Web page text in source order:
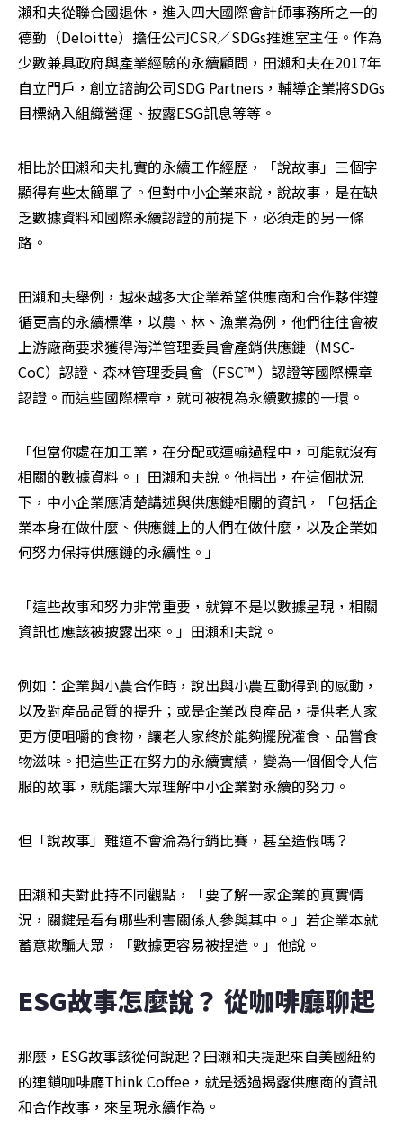
瀨和夫從聯合國退休，進入四大國際會計師事務所之一的
德勤（Deloitte）擔任公司CSR／SDGs推進室主任。作為
少數兼具政府與產業經驗的永續顧問，田瀨和夫在2017年
自立門戶，創立諮詢公司SDG Partners，輔導企業將SDGs
目標納入組織營運、披露ESG訊息等等。
相比於田瀨和夫扎實的永續工作經歷，「說故事」三個字
顯得有些太簡單了。但對中小企業來說，說故事，是在缺
乏數據資料和國際永續認證的前提下，必須走的另一條
路。
田瀨和夫舉例，越來越多大企業希望供應商和合作夥伴遵
循更高的永續標準，以農、林、漁業為例，他們往往會被
上游廠商要求獲得海洋管理委員會產銷供應鏈（MSC-
CoC）認證、森林管理委員會（FSC™ ）認證等國際標章
認證。而這些國際標章，就可被視為永續數據的一環。
「但當你處在加工業，在分配或運輸過程中，可能就沒有
相關的數據資料。」田瀨和夫說。他指出，在這個狀況
下，中小企業應清楚講述與供應鏈相關的資訊，「包括企
業本身在做什麼、供應鏈上的人們在做什麼，以及企業如
何努力保持供應鏈的永續性。」
「這些故事和努力非常重要，就算不是以數據呈現，相關
資訊也應該被披露出來。」田瀨和夫說。
例如：企業與小農合作時，說出與小農互動得到的感動，
以及對產品品質的提升；或是企業改良產品，提供老人家
更方便咀嚼的食物，讓老人家終於能夠擺脫灌食、品嘗食
物滋味。把這些正在努力的永續實績，變為一個個令人信
服的故事，就能讓大眾理解中小企業對永續的努力。
但「說故事」難道不會淪為行銷比賽，甚至造假嗎？
田瀨和夫對此持不同觀點，「要了解一家企業的真實情
況，關鍵是看有哪些利害關係人參與其中。」若企業本就
蓄意欺騙大眾，「數據更容易被捏造。」他說。
ESG故事怎麼說？ 從咖啡廳聊起
那麼，ESG故事該從何說起？田瀨和夫提起來自美國紐約
的連鎖咖啡廳Think Coffee，就是透過揭露供應商的資訊
和合作故事，來呈現永續作為。